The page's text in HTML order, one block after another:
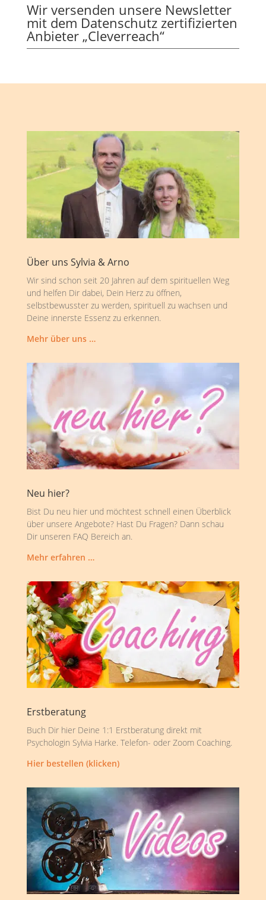
Wir versenden unsere Newsletter
mit dem Datenschutz zertifizierten
Anbieter „Cleverreach“
Über uns Sylvia & Arno
Wir sind schon seit 20 Jahren auf dem spirituellen Weg
und helfen Dir dabei, Dein Herz zu öffnen,
selbstbewusster zu werden, spirituell zu wachsen und
Deine innerste Essenz zu erkennen.
Mehr über uns …
Neu hier?
Bist Du neu hier und möchtest schnell einen Überblick
über unsere Angebote? Hast Du Fragen? Dann schau
Dir unseren FAQ Bereich an.
Mehr erfahren …
Erstberatung
Buch Dir hier Deine 1:1 Erstberatung direkt mit
Psychologin Sylvia Harke. Telefon- oder Zoom Coaching.
Hier bestellen (klicken)